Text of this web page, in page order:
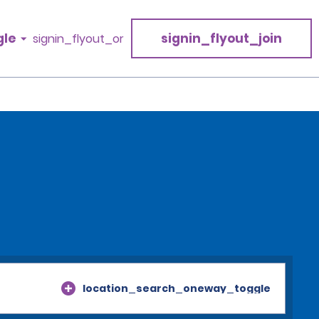
signin_flyout_or signin_flyout_join
location_search_oneway_toggle